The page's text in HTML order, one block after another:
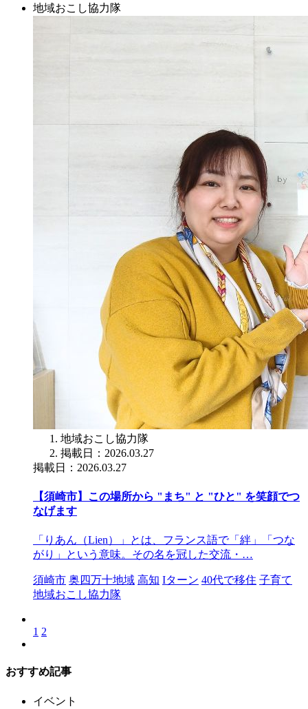
地域おこし協力隊
地域おこし協力隊
掲載日：2026.03.27
掲載日：2026.03.27
【須崎市】この場所から "まち" と "ひと" を笑顔でつ
なげます
「りあん（Lien）」とは、フランス語で「絆」「つな
がり」という意味。その名を冠した交流・…
須崎市 奥四万十地域 高知 Iターン 40代で移住 子育て
地域おこし協力隊
1 2
おすすめ記事
イベント